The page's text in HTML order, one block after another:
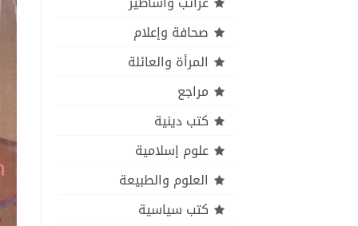
صحافة وإعلام
المرأة والعائلة
مراجع
كتب دينية
علوم إسلامية
العلوم والطبيعة
كتب سياسية